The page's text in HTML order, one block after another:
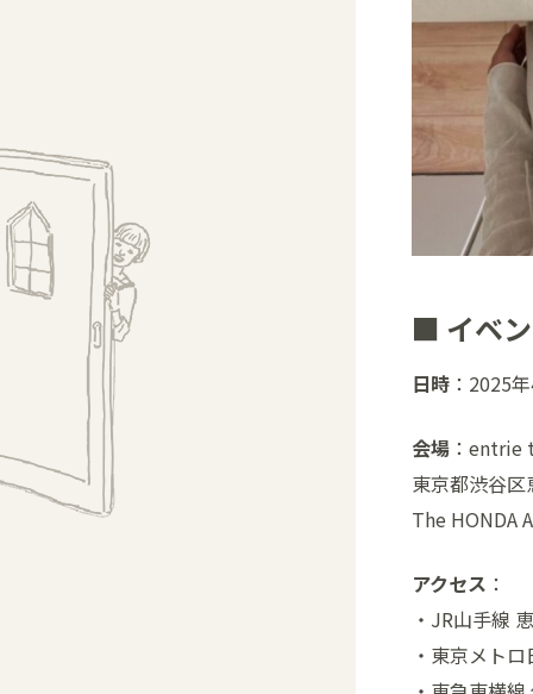
■ イベ
日時：2025
会場：entrie
東京都渋谷
The HONDA
アクセス ：
・JR山手線
・東京メト